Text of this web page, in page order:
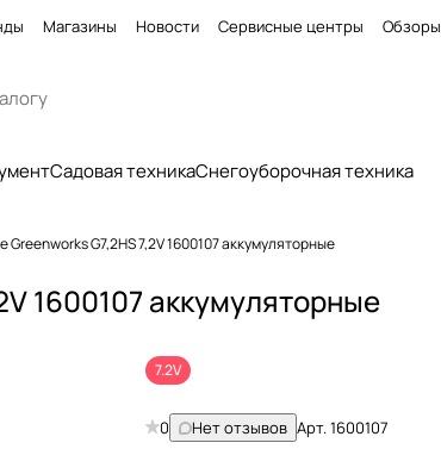
Магазины Новости Сервисные центры Обзоры
Садовая техникаСнегоуборочная техника
G7,2HS 7,2V 1600107 аккумуляторные
1600107 аккумуляторные
7.2V
0 Нет отзывов Арт.1600107